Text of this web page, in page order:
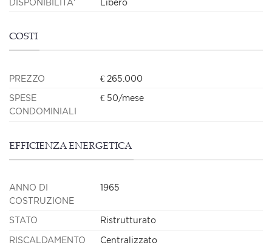
DISPONIBILITA' Libero
COSTI
PREZZO € 265.000
SPESE
CONDOMINIALI
€ 50/mese
EFFICIENZA ENERGETICA
ANNO DI
COSTRUZIONE
1965
STATO Ristrutturato
RISCALDAMENTO Centralizzato